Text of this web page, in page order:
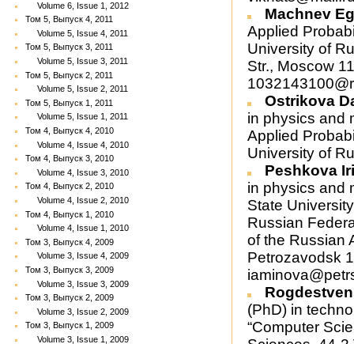
Volume 6, Issue 1, 2012
Том 5, Выпуск 4, 2011
Volume 5, Issue 4, 2011
Том 5, Выпуск 3, 2011
Volume 5, Issue 3, 2011
Том 5, Выпуск 2, 2011
Volume 5, Issue 2, 2011
Том 5, Выпуск 1, 2011
Volume 5, Issue 1, 2011
Том 4, Выпуск 4, 2010
Volume 4, Issue 4, 2010
Том 4, Выпуск 3, 2010
Volume 4, Issue 3, 2010
Том 4, Выпуск 2, 2010
Volume 4, Issue 2, 2010
Том 4, Выпуск 1, 2010
Volume 4, Issue 1, 2010
Том 3, Выпуск 4, 2009
Volume 3, Issue 4, 2009
Том 3, Выпуск 3, 2009
Volume 3, Issue 3, 2009
Том 3, Выпуск 2, 2009
Volume 3, Issue 2, 2009
Том 3, Выпуск 1, 2009
Volume 3, Issue 1, 2009
Machnev
Applied
University of
Str., Moscow
Ostrikova
in physics and
Applied
University of
Peshkova
in physics and
State
Russian
of the Russian
Petrozavodsk
(PhD) in
“Computer